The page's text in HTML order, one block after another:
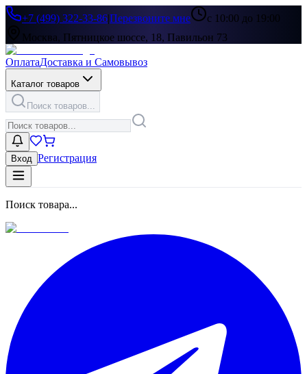
+7 (499) 322-33-86|Перезвоните мне
с 10:00 до 19:00
Москва, Пятницкое шоссе, 18, Павильон 73
ОплатаДоставка и Самовывоз
Каталог товаров
Поиск товаров...
Вход Регистрация
Поиск товара...